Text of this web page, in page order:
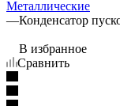
Металлические
—Конденсатор
В избранное
Сравнить